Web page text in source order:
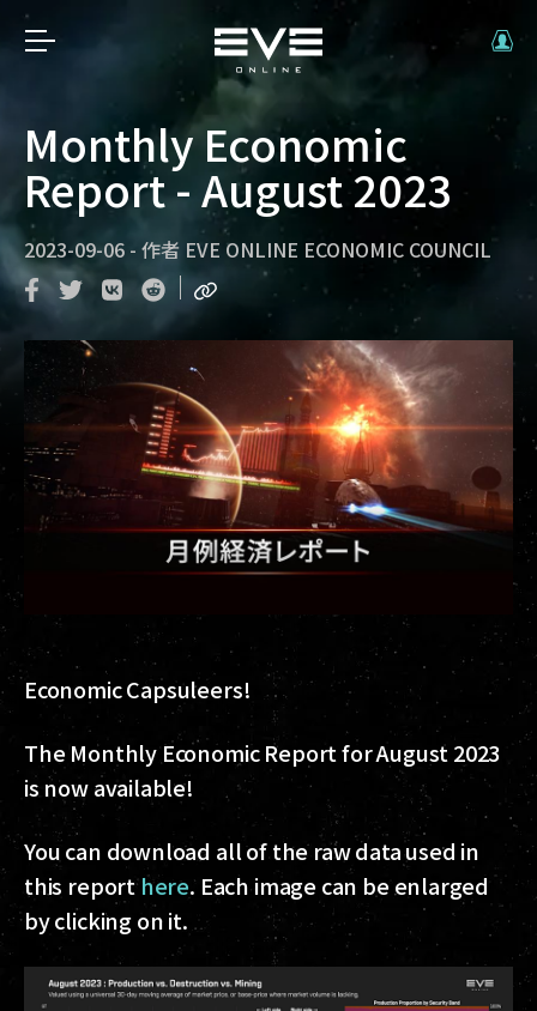
Monthly Economic
Report - August 2023
2023-09-06 - 作者 EVE ONLINE ECONOMIC COUNCIL
Economic Capsuleers!
The Monthly Economic Report for August 2023
is now available!
You can download all of the raw data used in
this reporthere. Each image can be enlarged
by clicking on it.